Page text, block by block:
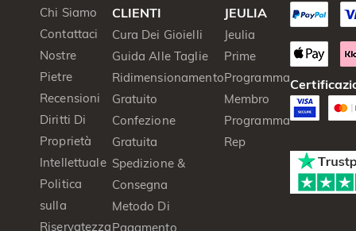
Chi Siamo
Contattaci
Nostre
Pietre
Recensioni
Diritti Di
Proprietà
Intellettuale
Politica
sulla
Riservatezza
CLIENTI
Cura Dei Gioielli
Guida Alle Taglie
Ridimensionamento
Gratuito
Confezione
Gratuita
Spedizione &
Consegna
Metodo Di
Pagamento
JEULIA
Jeulia
Prime
Programma
Membro
Programma
Rep